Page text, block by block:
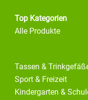
Top Kategorien
Alle Produkte
Tassen &
Sport & Freizeit
Kindergarten &